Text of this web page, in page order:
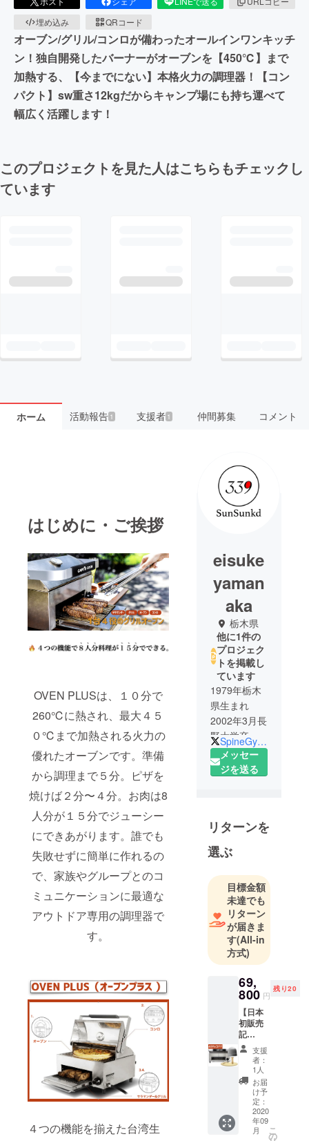
埋め込み
QRコード
オーブン/グリル/コンロが備わったオールインワンキッチ
ン！独自開発したバーナーがオーブンを【450℃】まで
加熱する、【今までにない】本格火力の調理器！【コン
パクト】sw重さ12kgだからキャンプ場にも持ち運べて
幅広く活躍します！
このプロジェクトを見た人はこちらもチェックし
ています
ホーム 活動報告1 支援者 1 仲間募集 コメント
はじめに・ご挨拶
OVEN PLUSは、１０分で
260℃に熱され、最大４５
０℃まで加熱される火力の
優れたオーブンです。準備
から調理まで５分。ピザを
焼けば２分〜４分。お肉は8
人分が１５分でジューシー
にできあがります。誰でも
失敗せずに簡単に作れるの
で、家族やグループとのコ
ミュニケーションに最適な
アウトドア専用の調理器で
す。
４つの機能を揃えた台湾生
eisuke
yaman
aka
栃木県
他に1件の
プロジェク
トを掲載し
ています
1979年栃木
県生まれ
2002年3月長
野大学卒業
2019年9月独
立し国内物
SunSunkd設
立 国内外
物販事業開
始
2021年4月ク
ラウドファ
ンディング
サイトにて
プロジェク
ト実施
2021年6月自
社ショップ
SpineGymJapan
メッセー
ジを送る
リターンを
選ぶ
目標金額
未達でも
リターン
が届きま
す(All-in
方式)
69,
800 円
残り20
【日本
初販売
記
念！】
【先行
販売割
49％OF
F！】
一般販
136,800
支援
者：
1人
お届
け予
定：
2020
年09
月
こ
の